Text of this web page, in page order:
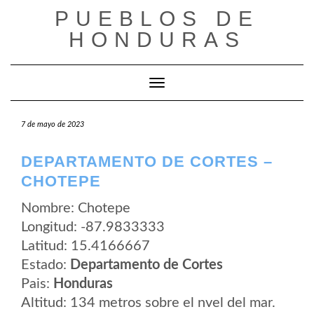
PUEBLOS DE
HONDURAS
Cambiar modo de navegación
7 de mayo de 2023
DEPARTAMENTO DE CORTES –
CHOTEPE
Nombre: Chotepe
Longitud: -87.9833333
Latitud: 15.4166667
Estado: Departamento de Cortes
Pais: Honduras
Altitud: 134 metros sobre el nvel del mar.